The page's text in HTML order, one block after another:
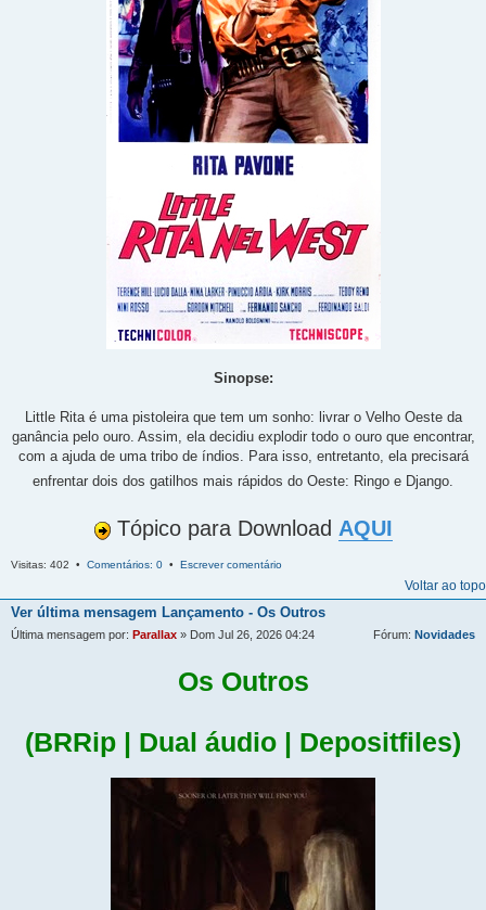
Sinopse:
Little Rita é uma pistoleira que tem um sonho: livrar o Velho Oeste da
ganância pelo ouro. Assim, ela decidiu explodir todo o ouro que encontrar,
com a ajuda de uma tribo de índios. Para isso, entretanto, ela precisará
enfrentar dois dos gatilhos mais rápidos do Oeste: Ringo e Django.
Tópico para Download AQUI
Visitas: 402 • Comentários: 0 • Escrever comentário
Voltar ao topo
Ver última mensagem Lançamento - Os Outros
Última mensagem por: Parallax » Dom Jul 26, 2026 04:24 Fórum: Novidades
Os Outros
(BRRip | Dual áudio | Depositfiles)